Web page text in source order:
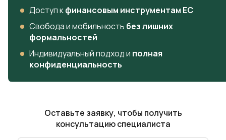
Доступ кфинансовым инструментам ЕС
Свобода и мобильность без лишних
формальностей
Индивидуальный подход и полная
конфиденциальность
Оставьте заявку, чтобы получить
консультацию специалиста